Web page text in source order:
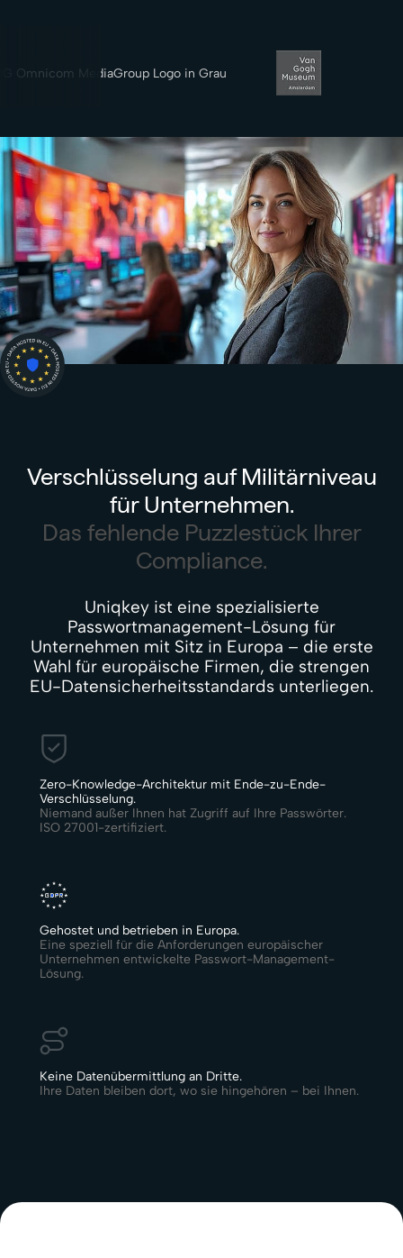
Verschlüsselung auf Militärniveau
für Unternehmen.
Das fehlende Puzzlestück Ihrer
Compliance.
Uniqkey ist eine spezialisierte
Passwortmanagement-Lösung für
Unternehmen mit Sitz in Europa – die erste
Wahl für europäische Firmen, die strengen
EU-Datensicherheitsstandards unterliegen.
Zero-Knowledge-Architektur mit Ende-zu-Ende-
Verschlüsselung.
Niemand außer Ihnen hat Zugriff auf Ihre Passwörter.
ISO 27001-zertifiziert.
Gehostet und betrieben in Europa.
Eine speziell für die Anforderungen europäischer
Unternehmen entwickelte Passwort-Management-
Lösung.
Keine Datenübermittlung an Dritte.
Ihre Daten bleiben dort, wo sie hingehören – bei Ihnen.